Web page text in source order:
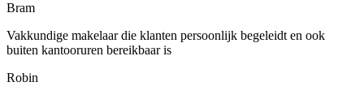
Bram
Vakkundige makelaar die klanten persoonlijk begeleidt en ook
buiten kantooruren bereikbaar is
Robin